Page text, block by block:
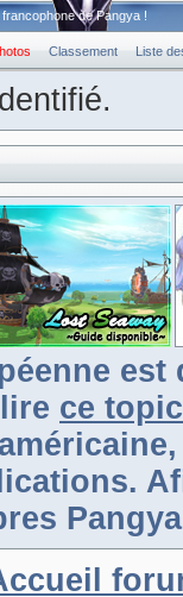
de Pangya !
Classement Liste
ce topic